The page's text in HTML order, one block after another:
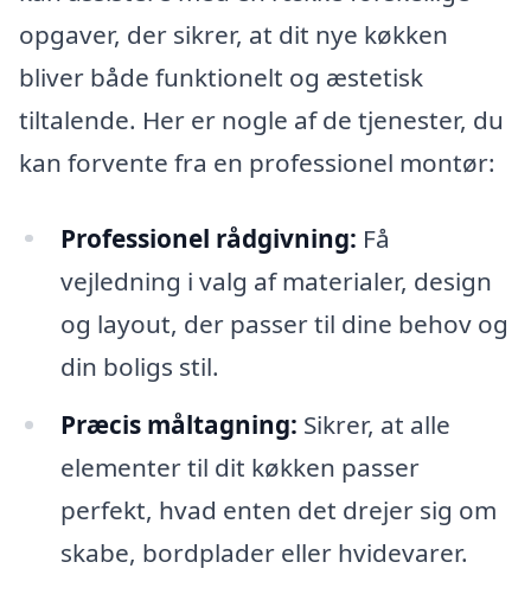
opgaver, der sikrer, at dit nye køkken
bliver både funktionelt og æstetisk
tiltalende. Her er nogle af de tjenester, du
kan forvente fra en professionel montør:
Professionel rådgivning: Få
vejledning i valg af materialer, design
og layout, der passer til dine behov og
din boligs stil.
Præcis måltagning: Sikrer, at alle
elementer til dit køkken passer
perfekt, hvad enten det drejer sig om
skabe, bordplader eller hvidevarer.